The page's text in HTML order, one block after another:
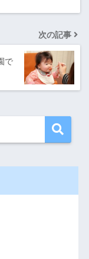
次の記事
で